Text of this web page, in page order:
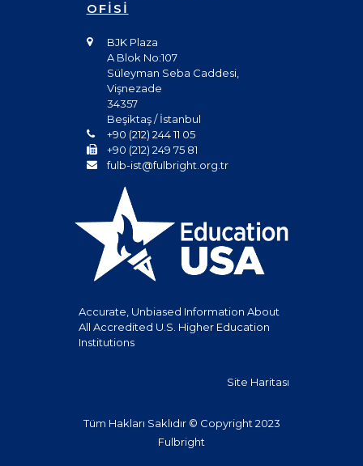
OFİSİ
BJK Plaza
A Blok No:107
Süleyman Seba Caddesi,
Vişnezade
34357
Beşiktaş / İstanbul
+90 (212) 244 11 05
+90 (212) 249 75 81
fulb-ist@fulbright.org.tr
Accurate, Unbiased Information About
All Accredited U.S. Higher Education
Institutions
Site Haritası
Tüm Hakları Saklıdır © Copyright 2023
Fulbright